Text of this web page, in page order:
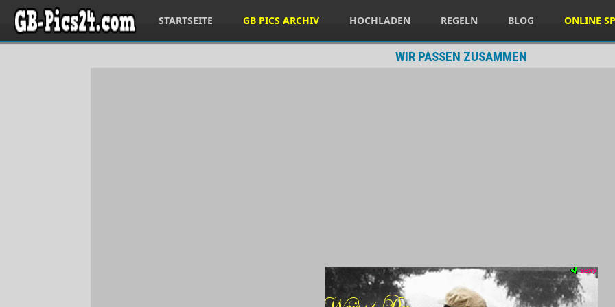
STARTSEITE GB PICS ARCHIV HOCHLADEN REGELN BLOG ONLINE
WIR PASSEN ZUSAMMEN